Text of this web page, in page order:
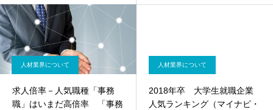
人材業界について
求人倍率－人気職種「事務
職」はいまだ高倍率 「事務
人材業界について
2018年卒 大学生就職企業
人気ランキング（マイナビ・